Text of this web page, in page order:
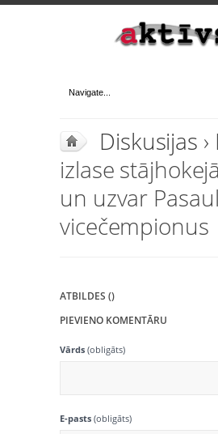
Diskusijas
izlase
un uzvar
vicečempionus
ATBILDES ()
PIEVIENO KOMENTĀRU
Vārds (obligāts)
E-pasts (obligāts)